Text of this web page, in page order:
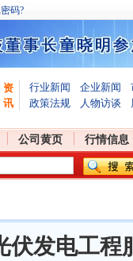
码?
资
讯
行业新闻 企业新闻
政策法规
人物访谈
公司黄页 行情信息
伏发电工程